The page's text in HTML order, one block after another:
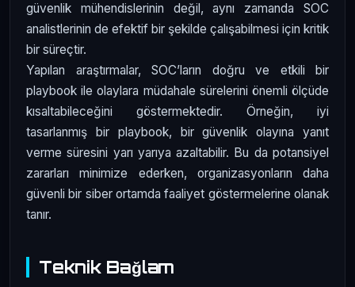
güvenlik mühendislerinin değil, aynı zamanda SOC
analistlerinin de efektif bir şekilde çalışabilmesi için kritik
bir süreçtir.
Yapılan araştırmalar, SOC’ların doğru ve etkili bir
playbook ile olaylara müdahale sürelerini önemli ölçüde
kısaltabileceğini göstermektedir. Örneğin, iyi
tasarlanmış bir playbook, bir güvenlik olayına yanıt
verme süresini yarı yarıya azaltabilir. Bu da potansiyel
zararları minimize ederken, organizasyonların daha
güvenli bir siber ortamda faaliyet göstermelerine olanak
tanır.
Teknik Bağlam